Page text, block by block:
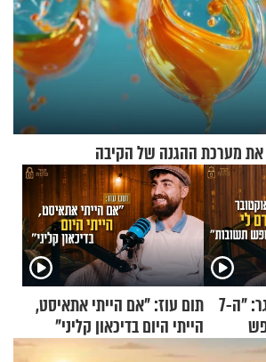
מערכת ההגנה של הקיבה
קוד פתוח | דניאל ברגר: "ה-7 תום עוז: "אם הייתי אתאיסט,
הייתי היום בדיכאון קליני"